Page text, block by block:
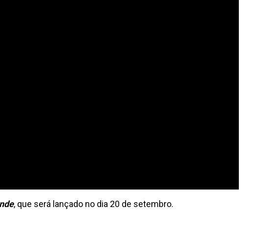
, que será lançado no dia 20 de setembro.